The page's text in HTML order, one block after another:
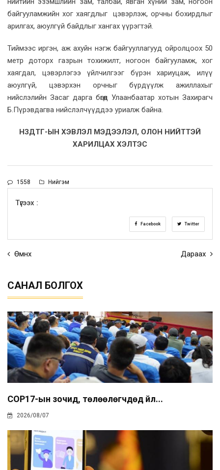
байгууламжийн хог хаягдлыг цэвэрлэж, орчны бохирдлыг
арилгах, аюулгүй байдлыг хангах үүрэгтэй.
Тиймээс иргэн, аж ахуйн нэгж байгууллагууд ойролцоох 50
метр доторх газрын тохижилт, ногоон байгууламж, хог
хаягдал, цэвэрлэгээ үйлчилгээг бүрэн хариуцаж, илүү
аюулгүй, цэвэрхэн орчныг бүрдүүлж ажиллахыг
нийслэлийн Засаг дарга бөгөөд Улаанбаатар хотын Захирагч
Б.Пүрэвдагва нийслэлчүүддээ уриалж байна.
НЗДТГ-ЫН ХЭВЛЭЛ МЭДЭЭЛЭЛ, ОЛОН НИЙТТЭЙ
ХАРИЛЦАХ ХЭЛТЭС
1558 Нийгэм
Түгээх :
Facebook Twitter
Өмнөх Дараах
САНАЛ БОЛГОХ
COP17-ын зочид, төлөөлөгчдөд үйл...
2026/08/07